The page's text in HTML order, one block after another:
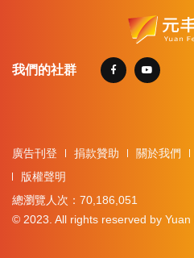
我們的社群
廣告刊登 捐款贊助 關於我們
版權聲明
總瀏覽人次：70,186,051
© 2023. All rights reserved by Yuan